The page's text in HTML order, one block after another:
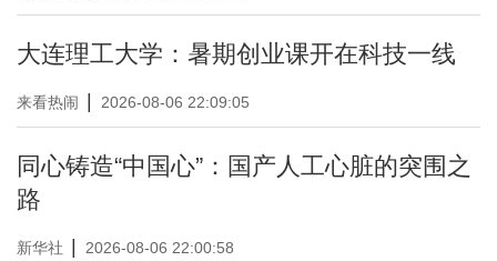
大连理工大学：暑期创业课开在科技一线
来看热闹 2026-08-06 22:09:05
同心铸造“中国心”：国产人工心脏的突围之
路
新华社 2026-08-06 22:00:58